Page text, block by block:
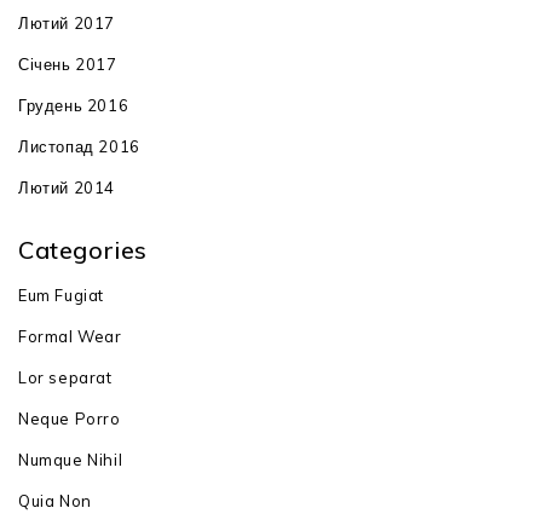
Лютий 2017
Січень 2017
Грудень 2016
Листопад 2016
Лютий 2014
Categories
Eum Fugiat
Formal Wear
Lor separat
Neque Porro
Numque Nihil
Quia Non